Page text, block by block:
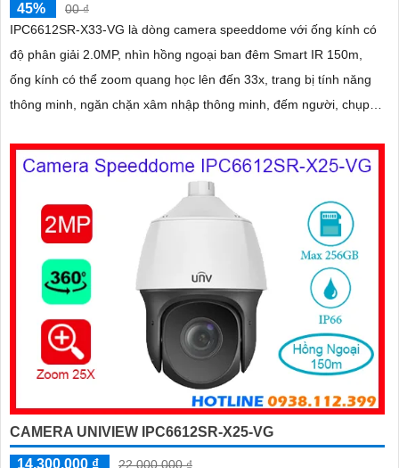
45%
00 ₫
IPC6612SR-X33-VG là dòng camera speeddome với ống kính có
độ phân giải 2.0MP, nhìn hồng ngoại ban đêm Smart IR 150m,
ống kính có thể zoom quang học lên đến 33x, trang bị tính năng
thông minh, ngăn chặn xâm nhập thông minh, đếm người, chụp
CAMERA UNIVIEW IPC6612SR-X25-VG
14,300,000 ₫ 22,000,000 ₫